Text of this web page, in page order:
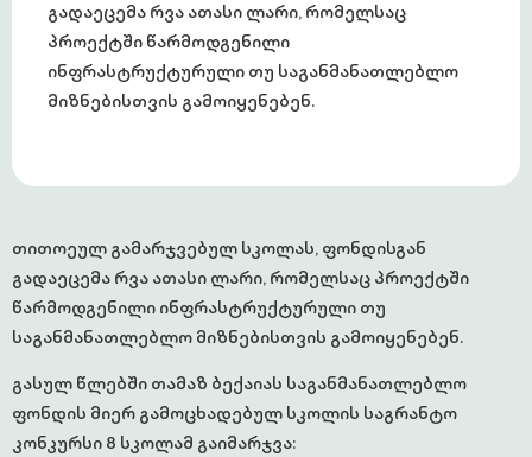
გადაეცემა რვა ათასი ლარი, რომელსაც
პროექტში წარმოდგენილი
ინფრასტრუქტურული თუ საგანმანათლებლო
მიზნებისთვის გამოიყენებენ.
თითოეულ გამარჯვებულ სკოლას, ფონდისგან
გადაეცემა რვა ათასი ლარი, რომელსაც პროექტში
წარმოდგენილი ინფრასტრუქტურული თუ
საგანმანათლებლო მიზნებისთვის გამოიყენებენ.
გასულ წლებში თამაზ ბექაიას საგანმანათლებლო
ფონდის მიერ გამოცხადებულ სკოლის საგრანტო
კონკურსი 8 სკოლამ გაიმარჯვა: